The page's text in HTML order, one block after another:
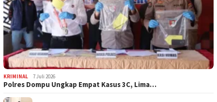
KRIMINAL 7 Juli 2026
Polres Dompu Ungkap Empat Kasus 3C, Lima…